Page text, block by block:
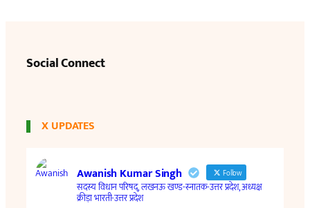
Social Connect
X UPDATES